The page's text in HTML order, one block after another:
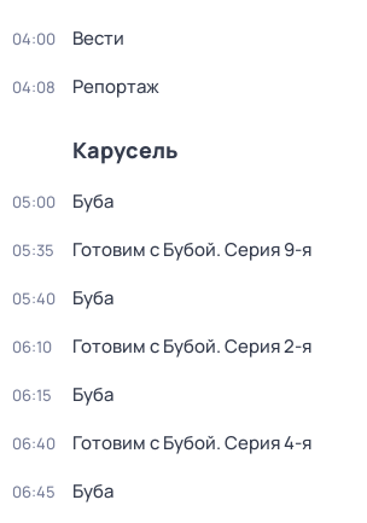
04:00 Вести
04:08 Репортаж
Карусель
05:00 Буба
05:35 Готовим с Бубой. Серия 9-я
05:40 Буба
06:10 Готовим с Бубой. Серия 2-я
06:15 Буба
06:40 Готовим с Бубой. Серия 4-я
06:45 Буба